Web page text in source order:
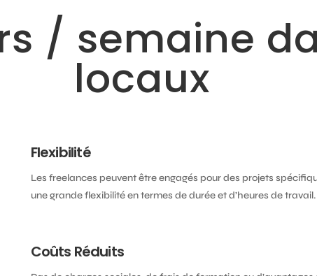
/ semaine
locaux
Flexibilité
Les freelances peuvent être engagés pour des projets
une grande flexibilité en termes de durée et d’heures de travail.
Coûts Réduits